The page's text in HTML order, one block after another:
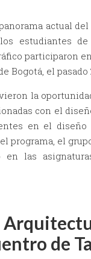
actual
estudiantes
participaron
Bogotá, el pasado
la
con el
en el
programa, el
las
de